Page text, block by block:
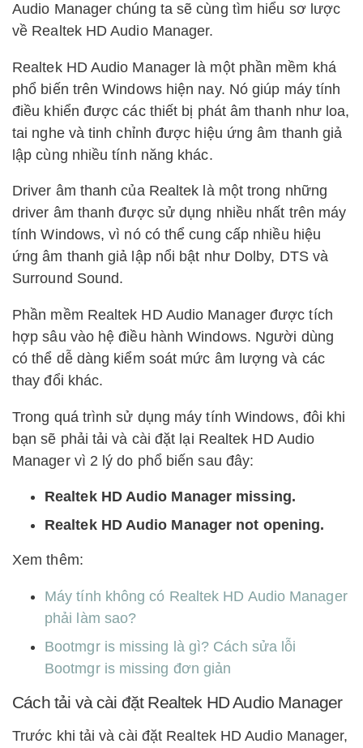
Audio Manager chúng ta sẽ cùng tìm hiểu sơ lược
về Realtek HD Audio Manager.
Realtek HD Audio Manager là một phần mềm khá
phổ biến trên Windows hiện nay. Nó giúp máy tính
điều khiển được các thiết bị phát âm thanh như loa,
tai nghe và tinh chỉnh được hiệu ứng âm thanh giả
lập cùng nhiều tính năng khác.
Driver âm thanh của Realtek là một trong những
driver âm thanh được sử dụng nhiều nhất trên máy
tính Windows, vì nó có thể cung cấp nhiều hiệu
ứng âm thanh giả lập nổi bật như Dolby, DTS và
Surround Sound.
Phần mềm Realtek HD Audio Manager được tích
hợp sâu vào hệ điều hành Windows. Người dùng
có thể dễ dàng kiểm soát mức âm lượng và các
thay đổi khác.
Trong quá trình sử dụng máy tính Windows, đôi khi
bạn sẽ phải tải và cài đặt lại Realtek HD Audio
Manager vì 2 lý do phổ biến sau đây:
Realtek HD Audio Manager missing.
Realtek HD Audio Manager not opening.
Xem thêm:
Máy tính không có Realtek HD Audio Manager
phải làm sao?
Bootmgr is missing là gì? Cách sửa lỗi
Bootmgr is missing đơn giản
Cách tải và cài đặt Realtek HD Audio Manager
Trước khi tải và cài đặt Realtek HD Audio Manager,